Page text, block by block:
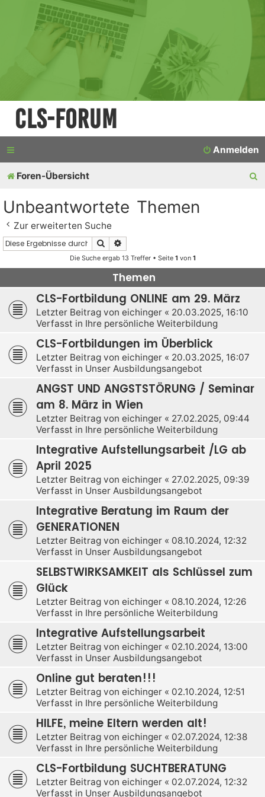
CLS-Forum
Anmelden
Foren-Übersicht
Unbeantwortete Themen
Zur erweiterten Suche
Suche
Die Suche ergab 13 Treffer • Seite 1von 1
Themen
CLS-Fortbildung ONLINE am 29. März
Letzter Beitrag von eichinger « 20.03.2025, 16:10
Verfasst in Ihre persönliche Weiterbildung
CLS-Fortbildungen im Überblick
Letzter Beitrag von eichinger « 20.03.2025, 16:07
Verfasst in Unser Ausbildungsangebot
ANGST UND ANGSTSTÖRUNG / Seminar
am 8. März in Wien
Letzter Beitrag von eichinger « 27.02.2025, 09:44
Verfasst in Ihre persönliche Weiterbildung
Integrative Aufstellungsarbeit /LG ab
April 2025
Letzter Beitrag von eichinger « 27.02.2025, 09:39
Verfasst in Unser Ausbildungsangebot
Integrative Beratung im Raum der
GENERATIONEN
Letzter Beitrag von eichinger « 08.10.2024, 12:32
Verfasst in Unser Ausbildungsangebot
SELBSTWIRKSAMKEIT als Schlüssel zum
Glück
Letzter Beitrag von eichinger « 08.10.2024, 12:26
Verfasst in Ihre persönliche Weiterbildung
Integrative Aufstellungsarbeit
Letzter Beitrag von eichinger « 02.10.2024, 13:00
Verfasst in Unser Ausbildungsangebot
Online gut beraten!!!
Letzter Beitrag von eichinger « 02.10.2024, 12:51
Verfasst in Ihre persönliche Weiterbildung
HILFE, meine Eltern werden alt!
Letzter Beitrag von eichinger « 02.07.2024, 12:38
Verfasst in Ihre persönliche Weiterbildung
CLS-Fortbildung SUCHTBERATUNG
Letzter Beitrag von eichinger « 02.07.2024, 12:32
Verfasst in Unser Ausbildungsangebot